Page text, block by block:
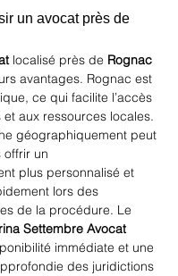
un avocat près de
localisé près de Rognac
avantages. Rognac est
ce qui facilite l’accès
aux ressources locales.
géographiquement peut
offrir un
plus personnalisé et
lors des
de la procédure. Le
Settembre Avocat
immédiate et une
des juridictions